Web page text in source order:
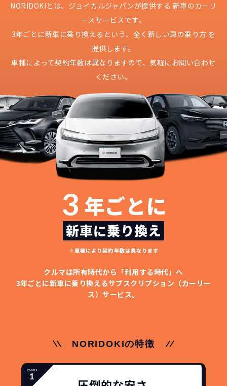
NORIDOKIとは、ジョイカルジャパンが提供する 新車のカーリ
ースサービスです。
3年ごとに新車に乗り換えるという、 全く新しい車の乗り方 を
提供します。
車種によって契約年数は異なりますので、気軽にお問い合わせ
ください。
3 年ごとに
新車に乗り換え
※車種により契約年数は異なります
クルマは所有時代から「利用する時代」へ
3年ごとに新車に乗り換えるサブスクリプション（カーリー
ス）サービス。
NORIDOKIの特徴